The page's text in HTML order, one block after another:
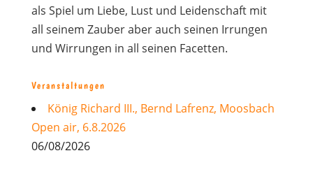
als Spiel um Liebe, Lust und Leidenschaft mit
all seinem Zauber aber auch seinen Irrungen
und Wirrungen in all seinen Facetten.
Veranstaltungen
König Richard III., Bernd Lafrenz, Moosbach
Open air, 6.8.2026
06/08/2026